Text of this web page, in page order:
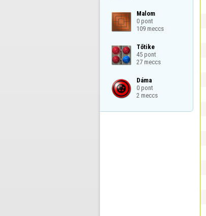
Malom
0 pont
109 meccs
Tőtike
45 pont
27 meccs
Dáma
0 pont
2 meccs